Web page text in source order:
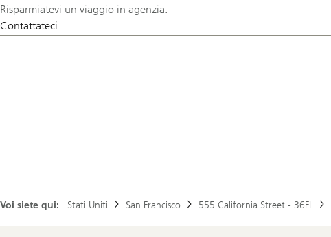
Risparmiatevi un viaggio in agenzia.
Contattateci
Voi siete qui: Stati Uniti San Francisco 555 California Street - 36FL